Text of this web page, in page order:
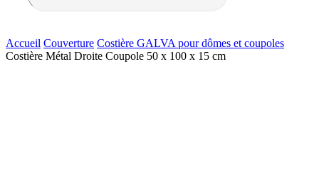
Accueil Couverture Costière GALVA pour dômes et coupoles
Costière Métal Droite Coupole 50 x 100 x 15 cm